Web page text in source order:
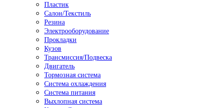
Пластик
Салон/Текстиль
Резина
Электрооборудование
Прокладки
Кузов
Трансмиссия/Подвеска
Двигатель
Тормозная система
Система охлаждения
Система питания
Выхлопная система